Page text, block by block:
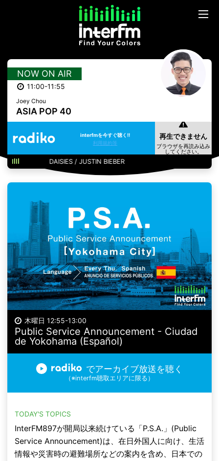
NOW ON AIR
11:00-11:55
Joey Chou
ASIA POP 40
interfmを今すぐ聴く!!
利用規約等
DAISIES / JUSTIN BIEBER
木曜日 12:55-13:00
Public Service Announcement - Ciudad
de Yokohama (Español)
でアーカイブ放送を聴く
（※interfm聴取エリアに限る）
TODAY'S TOPICS
InterFM897が開局以来続けている「P.S.A.」(Public
Service Announcement)は、在日外国人に向け、生活
情報や災害時の避難場所などの案内を含め、日本での